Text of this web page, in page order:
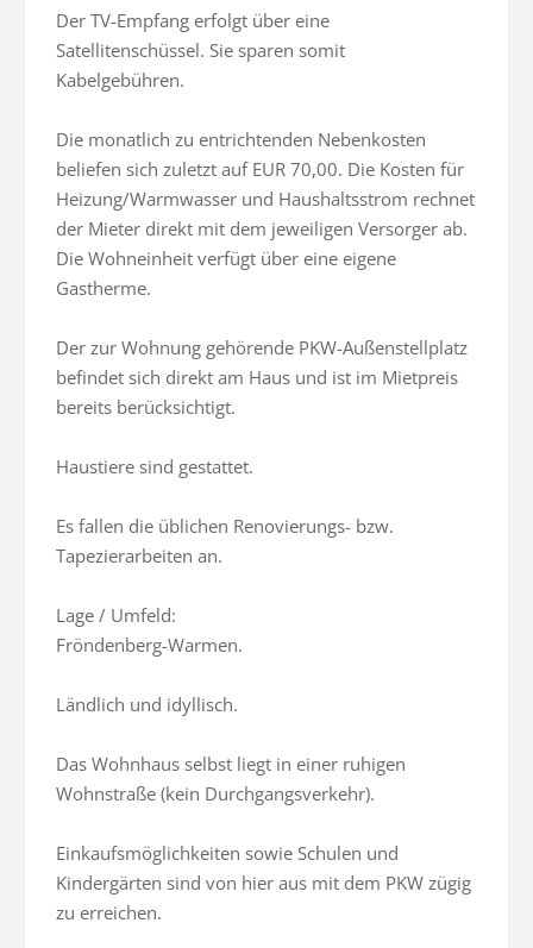
Der TV-Empfang erfolgt über eine
Satellitenschüssel. Sie sparen somit
Kabelgebühren.
Die monatlich zu entrichtenden Nebenkosten
beliefen sich zuletzt auf EUR 70,00. Die Kosten für
Heizung/Warmwasser und Haushaltsstrom rechnet
der Mieter direkt mit dem jeweiligen Versorger ab.
Die Wohneinheit verfügt über eine eigene
Gastherme.
Der zur Wohnung gehörende PKW-Außenstellplatz
befindet sich direkt am Haus und ist im Mietpreis
bereits berücksichtigt.
Haustiere sind gestattet.
Es fallen die üblichen Renovierungs- bzw.
Tapezierarbeiten an.
Lage / Umfeld:
Fröndenberg-Warmen.
Ländlich und idyllisch.
Das Wohnhaus selbst liegt in einer ruhigen
Wohnstraße (kein Durchgangsverkehr).
Einkaufsmöglichkeiten sowie Schulen und
Kindergärten sind von hier aus mit dem PKW zügig
zu erreichen.